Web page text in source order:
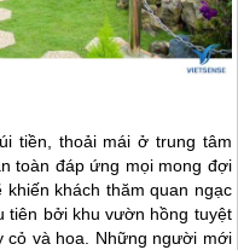
tiền, thoải mái ở trung tâm
toàn đáp ứng mọi mong đợi
khách thăm quan ngạc
tiên bởi khu vườn hồng tuyệt
cỏ và hoa. Những người mới